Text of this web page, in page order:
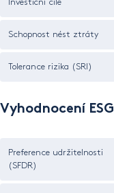
Investiční cíle
Schopnost nést ztráty
Tolerance rizika (SRI)
Vyhodnocení ESG
Preference udržitelnosti
(SFDR)